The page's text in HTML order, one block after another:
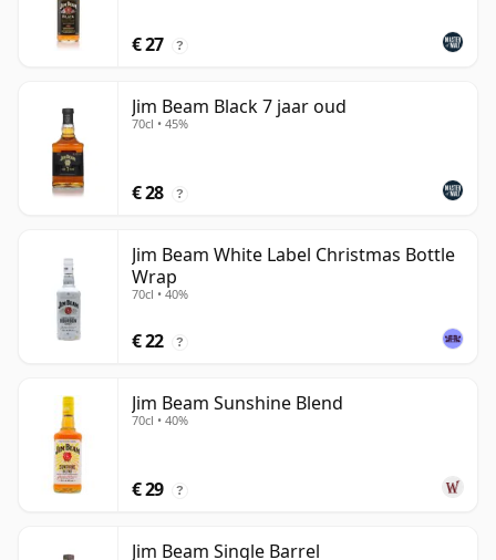
€ 27 ?
Jim Beam Black 7 jaar oud
70cl • 45%
€ 28 ?
Jim Beam White Label Christmas Bottle
Wrap
70cl • 40%
€ 22 ?
Jim Beam Sunshine Blend
70cl • 40%
€ 29 ?
Jim Beam Single Barrel